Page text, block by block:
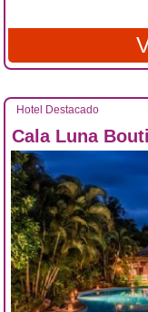
Hotel Destacado
Cala Luna